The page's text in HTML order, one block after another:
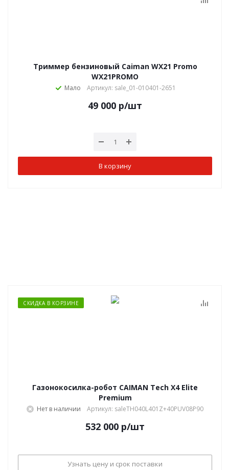
Триммер бензиновый Caiman WX21 Promo
WX21PROMO
Мало Артикул: sale_01-010401-2651
49 000 р/шт
В корзину
СКИДКА В КОРЗИНЕ
Газонокосилка-робот CAIMAN Tech X4 Elite
Premium
Нет в наличии Артикул: saleTH040L401Z+40PUV08P90
532 000 р/шт
Узнать цену и срок поставки